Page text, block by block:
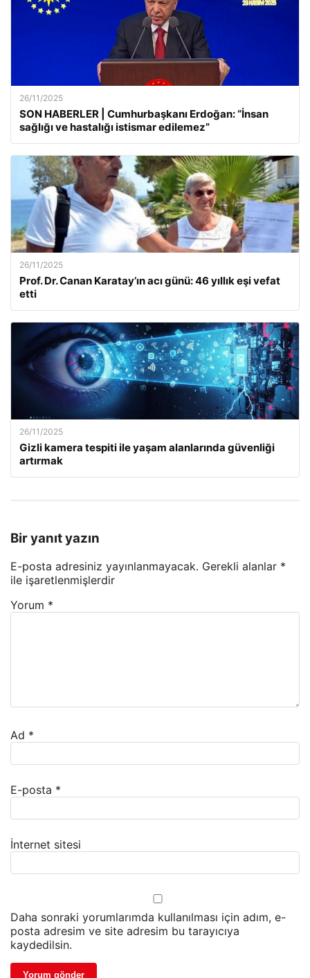
26/11/2025
SON HABERLER | Cumhurbaşkanı Erdoğan: “İnsan
sağlığı ve hastalığı istismar edilemez”
26/11/2025
Prof. Dr. Canan Karatay’ın acı günü: 46 yıllık eşi vefat
etti
26/11/2025
Gizli kamera tespiti ile yaşam alanlarında güvenliği
artırmak
Bir yanıt yazın
E-posta adresiniz yayınlanmayacak. Gerekli alanlar *
ile işaretlenmişlerdir
Yorum *
Ad *
E-posta *
İnternet sitesi
Daha sonraki yorumlarımda kullanılması için adım, e-
posta adresim ve site adresim bu tarayıcıya
kaydedilsin.